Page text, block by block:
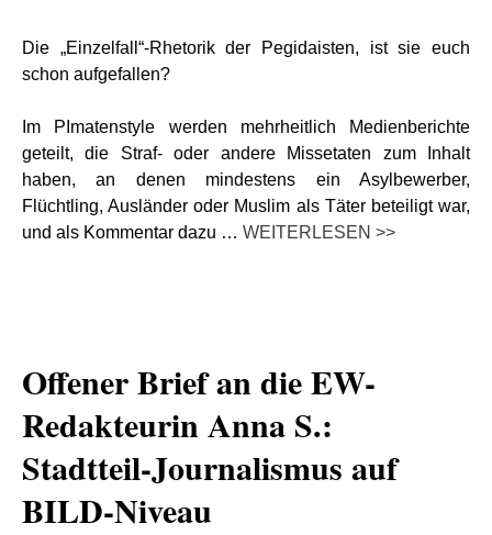
Die „Einzelfall“-Rhetorik der Pegidaisten, ist sie euch
schon aufgefallen?
Im PImatenstyle werden mehrheitlich Medienberichte
geteilt, die Straf- oder andere Missetaten zum Inhalt
haben, an denen mindestens ein Asylbewerber,
Flüchtling, Ausländer oder Muslim als Täter beteiligt war,
und als Kommentar dazu … WEITERLESEN >>
Offener Brief an die EW-
Redakteurin Anna S.:
Stadtteil-Journalismus auf
BILD-Niveau